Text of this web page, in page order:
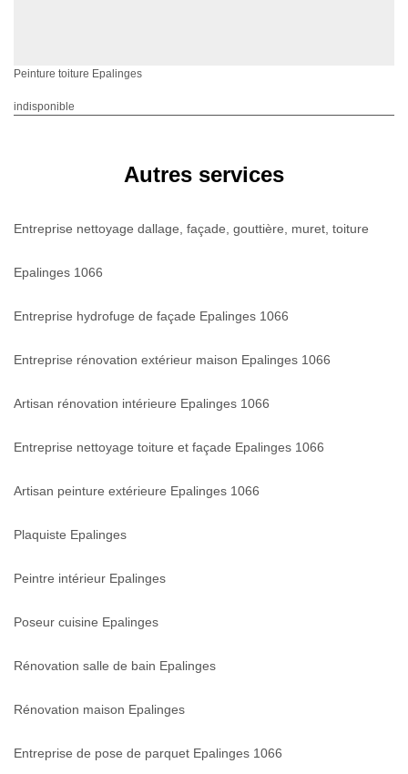
Peinture toiture Epalinges
indisponible
Autres services
Entreprise nettoyage dallage, façade, gouttière, muret, toiture
Epalinges 1066
Entreprise hydrofuge de façade Epalinges 1066
Entreprise rénovation extérieur maison Epalinges 1066
Artisan rénovation intérieure Epalinges 1066
Entreprise nettoyage toiture et façade Epalinges 1066
Artisan peinture extérieure Epalinges 1066
Plaquiste Epalinges
Peintre intérieur Epalinges
Poseur cuisine Epalinges
Rénovation salle de bain Epalinges
Rénovation maison Epalinges
Entreprise de pose de parquet Epalinges 1066